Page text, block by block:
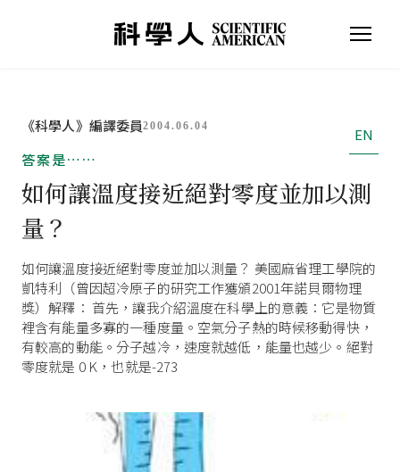
《科學人》編譯委員2004.06.04
EN
答案是……
如何讓溫度接近絕對零度並加以測
量？
如何讓溫度接近絕對零度並加以測量？ 美國麻省理工學院的
凱特利（曾因超冷原子的研究工作獲頒2001年諾貝爾物理
獎）解釋： 首先，讓我介紹溫度在科學上的意義：它是物質
裡含有能量多寡的一種度量。空氣分子熱的時候移動得快，
有較高的動能。分子越冷，速度就越低，能量也越少。絕對
零度就是 0 K，也就是-273